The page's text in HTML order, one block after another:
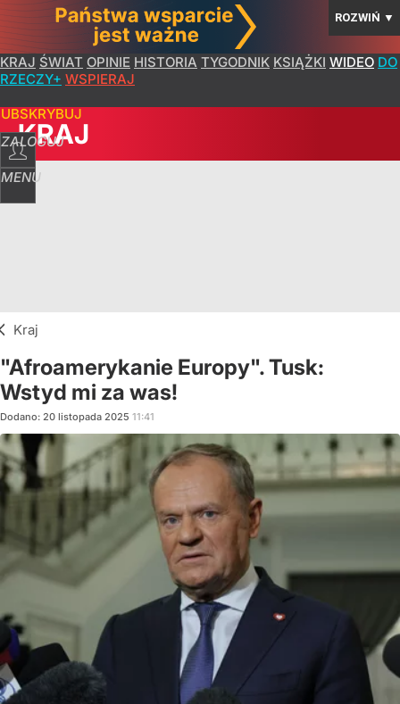
ROZWIŃ ▼
KRAJ ŚWIAT OPINIE HISTORIA TYGODNIK KSIĄŻKI WIDEO DO
RZECZY+ WSPIERAJ
ZALOGUJ
MENU
KRAJ
Kraj
"Afroamerykanie Europy". Tusk:
Wstyd mi za was!
Dodano: 20 listopada 2025 11:41